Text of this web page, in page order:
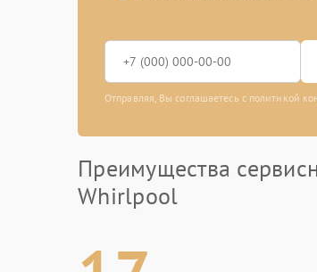
Отправляя, Вы соглашаетесь с политикой
Преимущества
Whirlpool